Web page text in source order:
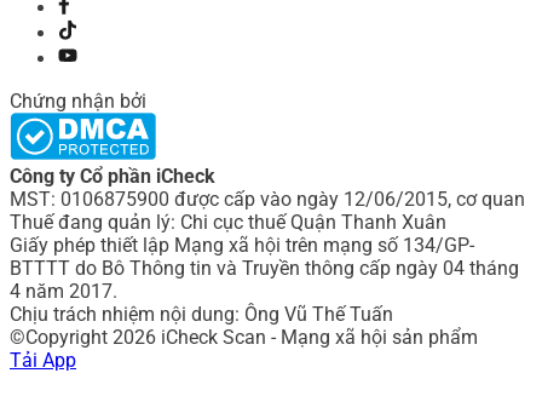
Chứng nhận bởi
Công ty Cổ phần iCheck
MST: 0106875900 được cấp vào ngày 12/06/2015, cơ quan
Thuế đang quản lý: Chi cục thuế Quận Thanh Xuân
Giấy phép thiết lập Mạng xã hội trên mạng số 134/GP-
BTTTT do Bô Thông tin và Truyền thông cấp ngày 04 tháng
4 năm 2017.
Chịu trách nhiệm nội dung: Ông Vũ Thế Tuấn
©Copyright 2026 iCheck Scan - Mạng xã hội sản phẩm
Tải App